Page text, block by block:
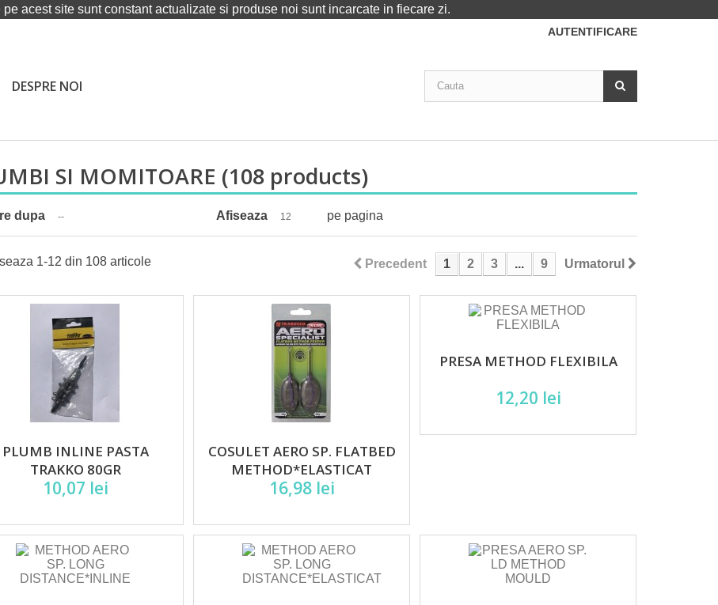
pe acest site sunt constant actualizate si produse noi sunt incarcate in fiecare zi.
AUTENTIFICARE
DESPRE NOI
SI MOMITOARE (108 products)
dupa -- Afiseaza 12 pe pagina
Precedent 1 2 3 ... 9 Urmatorul
1-12 din 108 articole
PLUMB INLINE PASTA
TRAKKO 80GR
10,07 lei
COSULET AERO SP. FLATBED
METHOD*ELASTICAT
16,98 lei
PRESA METHOD FLEXIBILA
12,20 lei